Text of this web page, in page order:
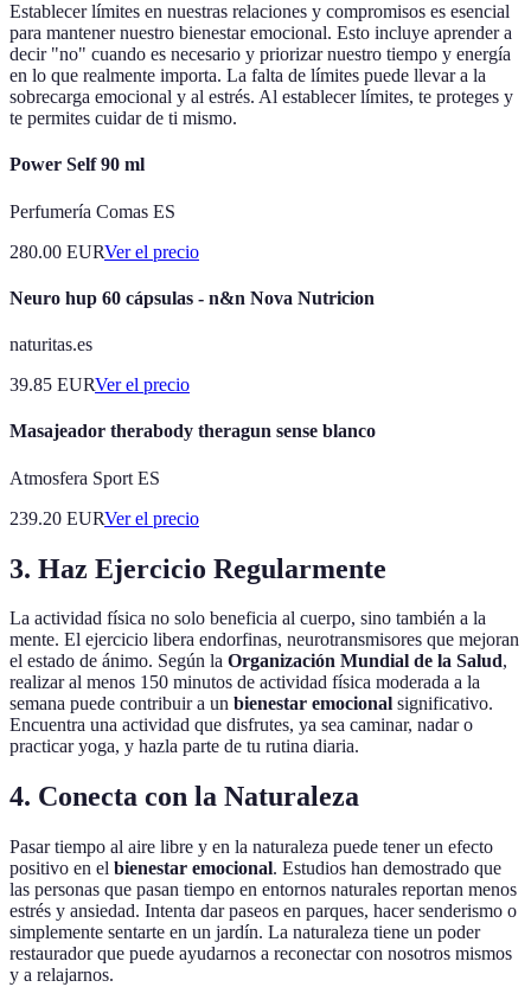
Establecer límites en nuestras relaciones y compromisos es esencial
para mantener nuestro bienestar emocional. Esto incluye aprender a
decir "no" cuando es necesario y priorizar nuestro tiempo y energía
en lo que realmente importa. La falta de límites puede llevar a la
sobrecarga emocional y al estrés. Al establecer límites, te proteges y
te permites cuidar de ti mismo.
Power Self 90 ml
Perfumería Comas ES
280.00 EURVer el precio
Neuro hup 60 cápsulas - n&n Nova Nutricion
naturitas.es
39.85 EURVer el precio
Masajeador therabody theragun sense blanco
Atmosfera Sport ES
239.20 EURVer el precio
3. Haz Ejercicio Regularmente
La actividad física no solo beneficia al cuerpo, sino también a la
mente. El ejercicio libera endorfinas, neurotransmisores que mejoran
el estado de ánimo. Según la Organización Mundial de la Salud,
realizar al menos 150 minutos de actividad física moderada a la
semana puede contribuir a un bienestar emocional significativo.
Encuentra una actividad que disfrutes, ya sea caminar, nadar o
practicar yoga, y hazla parte de tu rutina diaria.
4. Conecta con la Naturaleza
Pasar tiempo al aire libre y en la naturaleza puede tener un efecto
positivo en el bienestar emocional. Estudios han demostrado que
las personas que pasan tiempo en entornos naturales reportan menos
estrés y ansiedad. Intenta dar paseos en parques, hacer senderismo o
simplemente sentarte en un jardín. La naturaleza tiene un poder
restaurador que puede ayudarnos a reconectar con nosotros mismos
y a relajarnos.